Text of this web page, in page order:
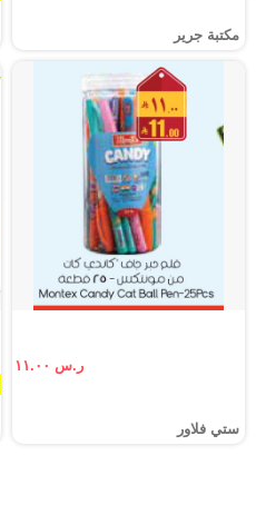
مكتبة جرير
ر.س ١١.٠٠
ستي فلاور